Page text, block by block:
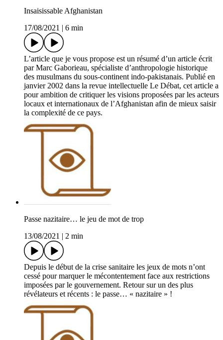
Insaisissable Afghanistan
17/08/2021
6 min
L’article que je vous propose est un résumé d’un article écrit
par Marc Gaborieau, spécialiste d’anthropologie historique
des musulmans du sous-continent indo-pakistanais. Publié en
janvier 2002 dans la revue intellectuelle Le Débat, cet article a
pour ambition de critiquer les visions proposées par les acteurs
locaux et internationaux de l’Afghanistan afin de mieux saisir
la complexité de ce pays.
Passe nazitaire… le jeu de mot de trop
13/08/2021
2 min
Depuis le début de la crise sanitaire les jeux de mots n’ont
cessé pour marquer le mécontentement face aux restrictions
imposées par le gouvernement. Retour sur un des plus
révélateurs et récents : le passe… « nazitaire » !